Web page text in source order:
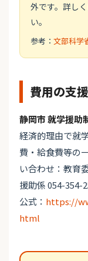
外です。詳し
い。
参考： 文部科学
費用の支
静岡市 就学援助
経済的理由で就
費・給食費等の
い合わせ：教育
援助係 054-354-
公式： https://
html